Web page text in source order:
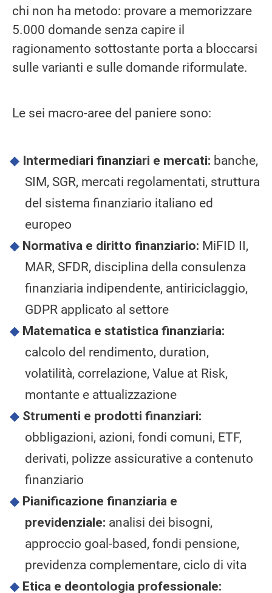
chi non ha metodo: provare a memorizzare
5.000 domande senza capire il
ragionamento sottostante porta a bloccarsi
sulle varianti e sulle domande riformulate.
Le sei macro-aree del paniere sono:
Intermediari finanziari e mercati: banche,
SIM, SGR, mercati regolamentati, struttura
del sistema finanziario italiano ed
europeo
Normativa e diritto finanziario: MiFID II,
MAR, SFDR, disciplina della consulenza
finanziaria indipendente, antiriciclaggio,
GDPR applicato al settore
Matematica e statistica finanziaria:
calcolo del rendimento, duration,
volatilità, correlazione, Value at Risk,
montante e attualizzazione
Strumenti e prodotti finanziari:
obbligazioni, azioni, fondi comuni, ETF,
derivati, polizze assicurative a contenuto
finanziario
Pianificazione finanziaria e
previdenziale: analisi dei bisogni,
approccio goal-based, fondi pensione,
previdenza complementare, ciclo di vita
Etica e deontologia professionale: